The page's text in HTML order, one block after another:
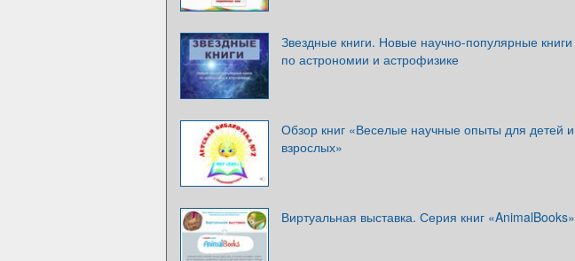
Звездные книги. Новые научно-популярные книги
по астрономии и астрофизике
Обзор книг «Веселые научные опыты для детей и
взрослых»
Виртуальная выставка. Серия книг «AnimalBooks»